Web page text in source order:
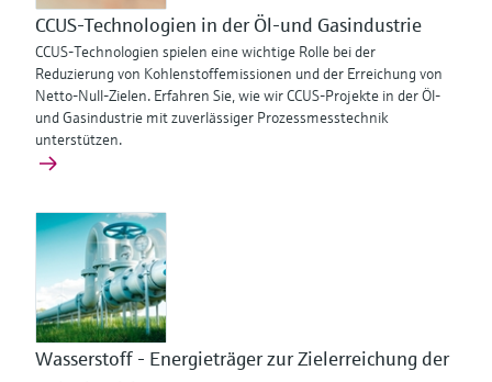
CCUS-Technologien in der Öl-und Gasindustrie
CCUS-Technologien spielen eine wichtige Rolle bei der
Reduzierung von Kohlenstoffemissionen und der Erreichung von
Netto-Null-Zielen. Erfahren Sie, wie wir CCUS-Projekte in der Öl-
und Gasindustrie mit zuverlässiger Prozessmesstechnik
unterstützen.
Wasserstoff - Energieträger zur Zielerreichung der